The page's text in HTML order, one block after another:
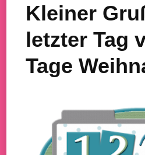
Kleiner
letzter Tag
Tage